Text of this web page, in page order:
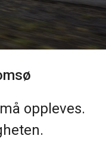
oppleves.